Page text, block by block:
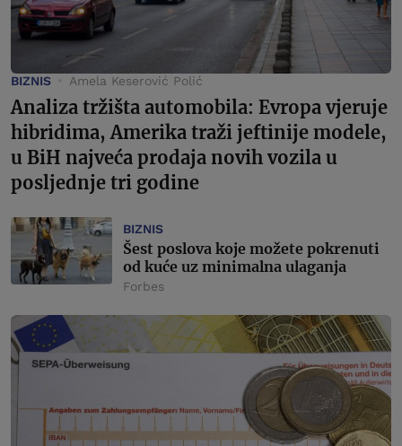
BIZNIS Amela Keserović Polić
Analiza tržišta automobila: Evropa vjeruje
hibridima, Amerika traži jeftinije modele,
u BiH najveća prodaja novih vozila u
posljednje tri godine
BIZNIS
Šest poslova koje možete pokrenuti
od kuće uz minimalna ulaganja
Forbes